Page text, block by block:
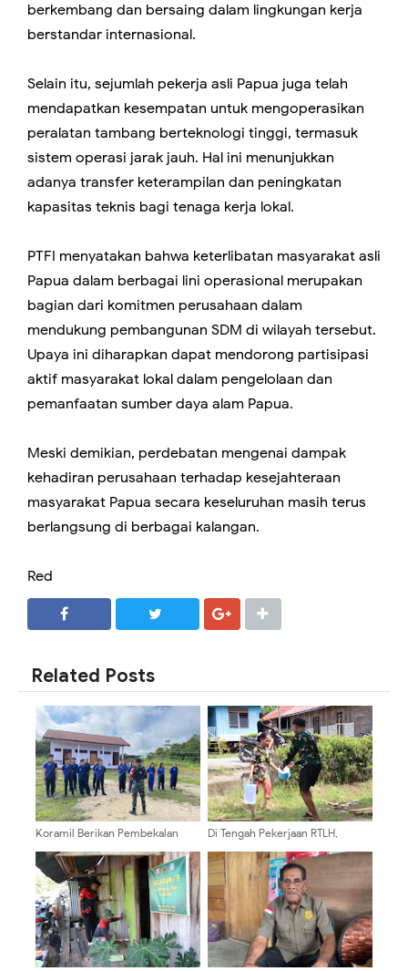
berkembang dan bersaing dalam lingkungan kerja
berstandar internasional.
Selain itu, sejumlah pekerja asli Papua juga telah
mendapatkan kesempatan untuk mengoperasikan
peralatan tambang berteknologi tinggi, termasuk
sistem operasi jarak jauh. Hal ini menunjukkan
adanya transfer keterampilan dan peningkatan
kapasitas teknis bagi tenaga kerja lokal.
PTFI menyatakan bahwa keterlibatan masyarakat asli
Papua dalam berbagai lini operasional merupakan
bagian dari komitmen perusahaan dalam
mendukung pembangunan SDM di wilayah tersebut.
Upaya ini diharapkan dapat mendorong partisipasi
aktif masyarakat lokal dalam pengelolaan dan
pemanfaatan sumber daya alam Papua.
Meski demikian, perdebatan mengenai dampak
kehadiran perusahaan terhadap kesejahteraan
masyarakat Papua secara keseluruhan masih terus
berlangsung di berbagai kalangan.
Red
Related Posts
Koramil Berikan Pembekalan
16 Malinau dalam Rangka MPLS
Di Tengah Pekerjaan RTLH,
Minuman dan Ketulusan